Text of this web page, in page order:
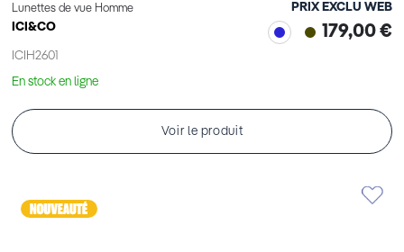
Lunettes de vue Homme
ICI&CO
ICIH2601
PRIX EXCLU WEB
179,00 €
En stock en ligne
Voir le produit